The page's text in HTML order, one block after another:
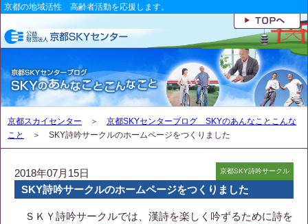
京都の地域活性 高齢者活動を応援します。
京都スカイセンター ＞ 京都SKYセンターブログ SKYのあんなことこんな
こと
＞ SKY詩吟サークルのホームページをつくりました
2018年07月15日 京都SKY詩吟サークル
SKY詩吟サークルのホームページをつくりました
ＳＫＹ詩吟サークルでは、漢詩を楽しく吟ずるために詩を